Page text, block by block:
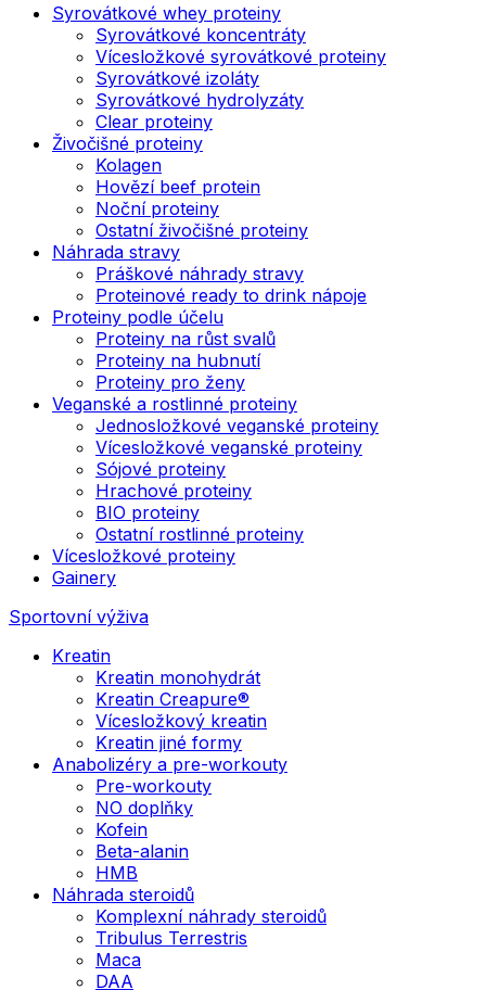
Syrovátkové whey proteiny
Syrovátkové koncentráty
Vícesložkové syrovátkové proteiny
Syrovátkové izoláty
Syrovátkové hydrolyzáty
Clear proteiny
Živočišné proteiny
Kolagen
Hovězí beef protein
Noční proteiny
Ostatní živočišné proteiny
Náhrada stravy
Práškové náhrady stravy
Proteinové ready to drink nápoje
Proteiny podle účelu
Proteiny na růst svalů
Proteiny na hubnutí
Proteiny pro ženy
Veganské a rostlinné proteiny
Jednosložkové veganské proteiny
Vícesložkové veganské proteiny
Sójové proteiny
Hrachové proteiny
BIO proteiny
Ostatní rostlinné proteiny
Vícesložkové proteiny
Gainery
Sportovní výživa
Kreatin
Kreatin monohydrát
Kreatin Creapure®
Vícesložkový kreatin
Kreatin jiné formy
Anabolizéry a pre-workouty
Pre-workouty
NO doplňky
Kofein
Beta-alanin
HMB
Náhrada steroidů
Komplexní náhrady steroidů
Tribulus Terrestris
Maca
DAA